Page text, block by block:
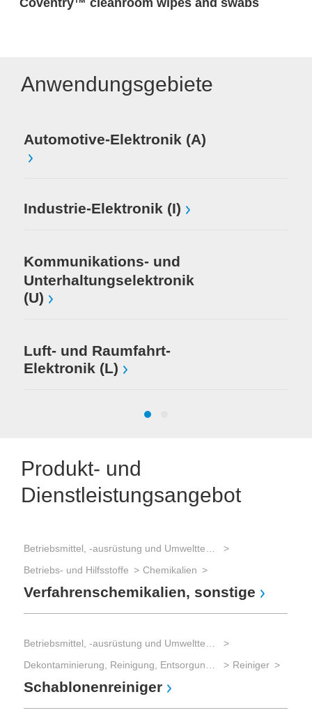
Coventry™ cleanroom wipes and swabs
Anwendungsgebiete
Automotive-Elektronik (A)
Industrie-Elektronik (I)
Kommunikations- und
Unterhaltungselektronik
(U)
Luft- und Raumfahrt-
Elektronik (L)
Produkt- und
Dienstleistungsangebot
Betriebs- und Hilfsstoffe
Chemikalien
Verfahrenschemikalien, sonstige
Reiniger
Schablonenreiniger